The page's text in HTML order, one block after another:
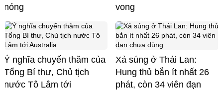
nóng
vong
Ý nghĩa chuyến thăm của
Tổng Bí thư, Chủ tịch
nước Tô Lâm tới
Xả súng ở Thái Lan:
Hung thủ bắn ít nhất 26
phát, còn 34 viên đạn